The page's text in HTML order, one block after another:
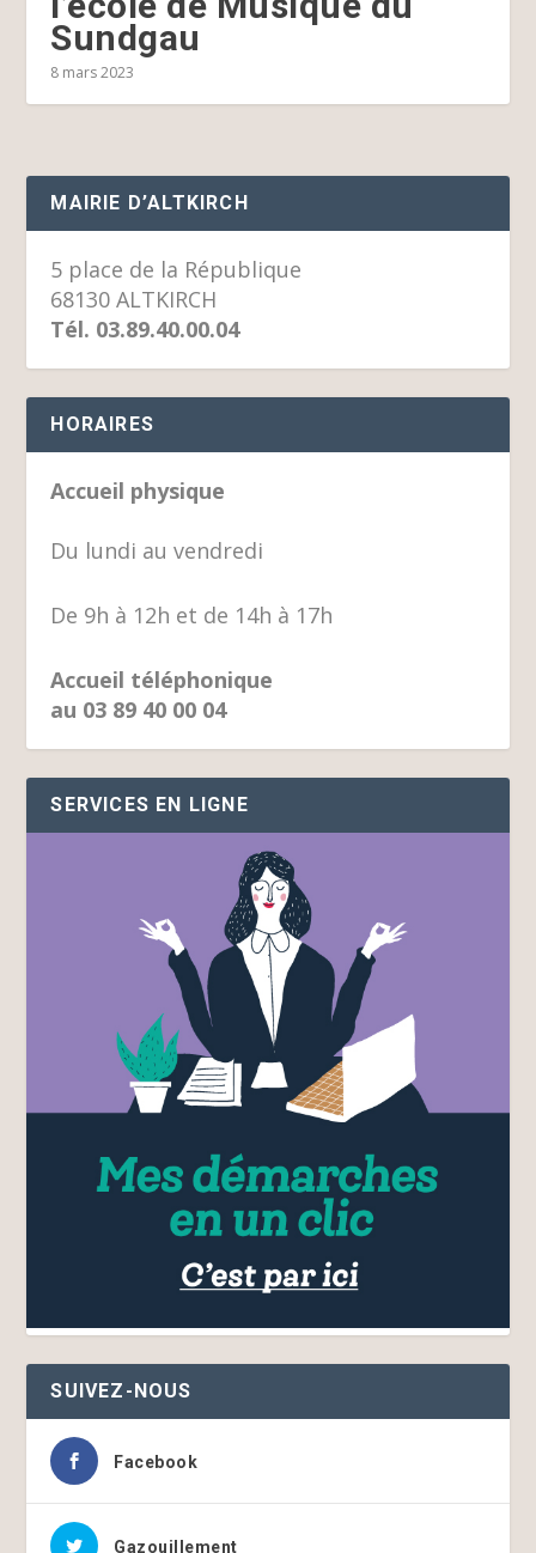
Sundgau
8 mars 2023
MAIRIE D’ALTKIRCH
5 place de la République
68130 ALTKIRCH
Tél. 03.89.40.00.04
HORAIRES
Accueil physique
Du lundi au vendredi
De 9h à 12h et de 14h à 17h
Accueil téléphonique
au 03 89 40 00 04
SERVICES EN LIGNE
SUIVEZ-NOUS
Facebook
Gazouillement